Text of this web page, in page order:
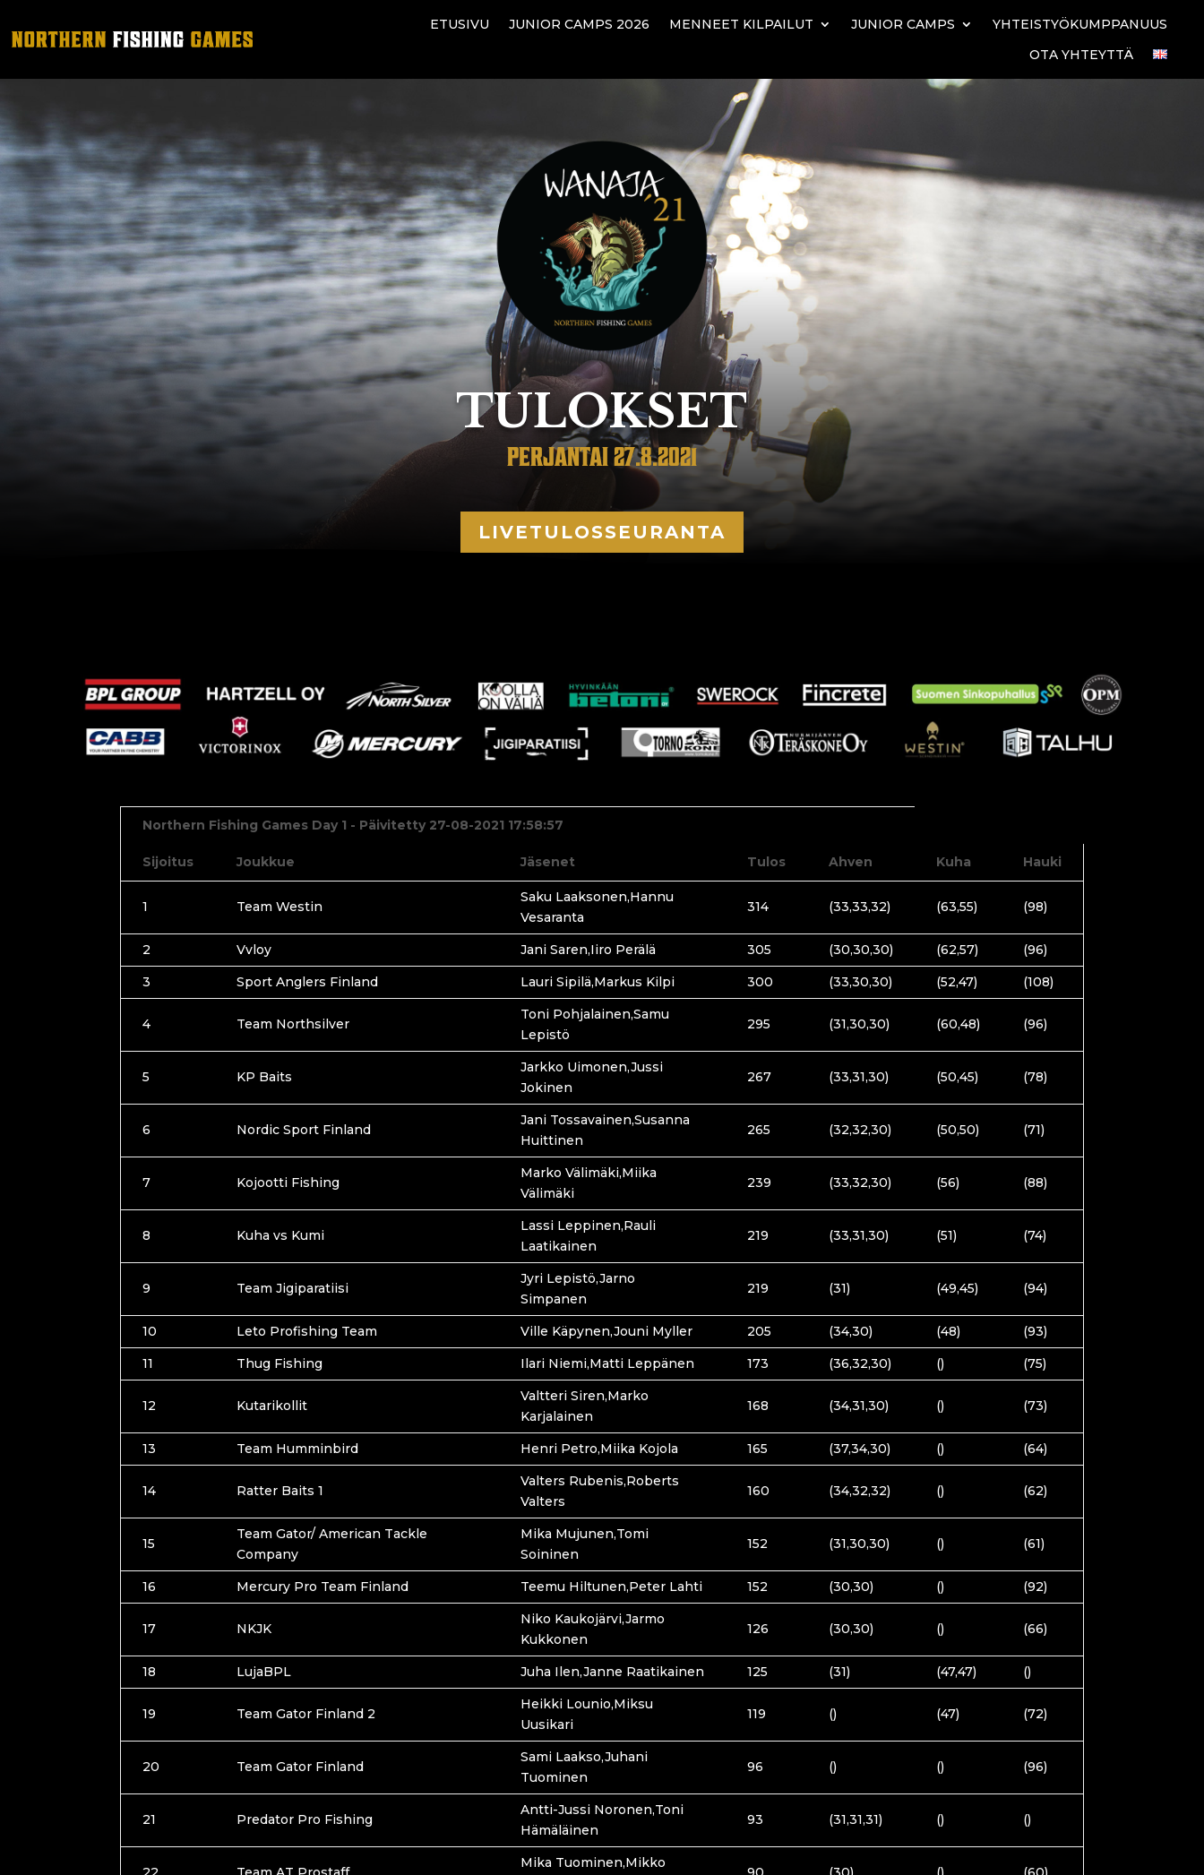
ETUSIVU JUNIOR CAMPS 2026 MENNEET KILPAILUT JUNIOR CAMPS
YHTEISTYÖKUMPPANUUS
OTA YHTEYTTÄ
TULOKSET
PERJANTAI 27.8.2021
LIVETULOSSEURANTA
Northern Fishing Games Day 1 - Päivitetty 27-08-2021 17:58:57
Sijoitus Joukkue Jäsenet Tulos Ahven Kuha Hauki
1 Team Westin
Saku Laaksonen,Hannu
Vesaranta
314 (33,33,32) (63,55) (98)
2 Vvloy Jani Saren,Iiro Perälä 305 (30,30,30) (62,57)
(96)
3
Sport Anglers Finland Lauri Sipilä,Markus Kilpi 300 (33,30,30) (52,47) (108)
4 Team Northsilver
Toni Pohjalainen,Samu
Lepistö
295 (31,30,30) (60,48) (96)
5 KP Baits
Jarkko Uimonen,Jussi
Jokinen
267 (33,31,30) (50,45) (78)
6 Nordic Sport Finland
Jani Tossavainen,Susanna
Huittinen
265 (32,32,30) (50,50) (71)
7 Kojootti Fishing
Marko Välimäki,Miika
Välimäki
239 (33,32,30) (56) (88)
8 Kuha vs Kumi
Lassi Leppinen,Rauli
Laatikainen
219 (33,31,30) (51) (74)
9 Team Jigiparatiisi
Jyri Lepistö,Jarno
Simpanen
219 (31) (49,45) (94)
10 Leto Profishing Team Ville Käpynen,Jouni Myller 205 (34,30) (48)
(93)
11
Thug Fishing Ilari Niemi,Matti Leppänen 173 (36,32,30) () (75)
12 Kutarikollit
Valtteri Siren,Marko
Karjalainen
168 (34,31,30) () (73)
13 Team Humminbird Henri Petro,Miika Kojola 165 (37,34,30) () (64)
14 Ratter Baits 1
Valters Rubenis,Roberts
Valters
160 (34,32,32) () (62)
15
Team Gator/ American Tackle
Company
Mika Mujunen,Tomi
Soininen
152 (31,30,30) () (61)
16 Mercury Pro Team Finland Teemu Hiltunen,Peter Lahti 152 (30,30) () (92)
17 NKJK
Niko Kaukojärvi,Jarmo
Kukkonen
126 (30,30) () (66)
18 LujaBPL Juha Ilen,Janne Raatikainen 125 (31) (47,47) ()
19 Team Gator Finland 2
Heikki Lounio,Miksu
Uusikari
119 () (47) (72)
20 Team Gator Finland
Sami Laakso,Juhani
Tuominen
96 () () (96)
21 Predator Pro Fishing
Antti-Jussi Noronen,Toni
Hämäläinen
93 (31,31,31) () ()
Mika Tuominen,Mikko